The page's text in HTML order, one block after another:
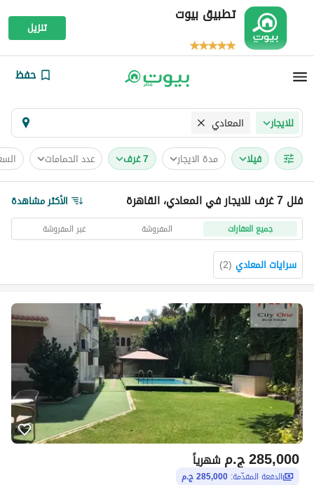
تطبيق بيوت
تنزيل
حفظ
للايجار المعادي
فیلا مدة الايجار 7 غرف عدد الحمامات
فلل 7 غرف للايجار في المعادي، القاهرة الأكثر مشاهدة
جميع العقارات المفروشة غير المفروشة
سرايات المعادي (
2
)
ج.م285,000 شهرياً
الدفعة المقدّمة: 285,000 ج.م